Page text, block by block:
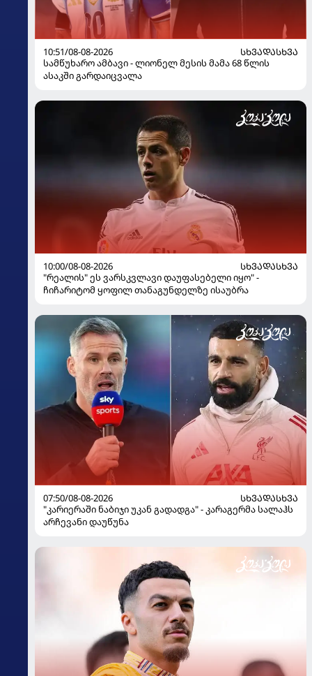
10:51/08-08-2026
ᲡᲮᲕᲐᲓᲐᲡᲮᲕᲐ
სამწუხარო ამბავი - ლიონელ მესის მამა 68 წლის
ასაკში გარდაიცვალა
10:00/08-08-2026
ᲡᲮᲕᲐᲓᲐᲡᲮᲕᲐ
"რეალის" ეს ვარსკვლავი დაუფასებელი იყო" -
ჩიჩარიტომ ყოფილ თანაგუნდელზე ისაუბრა
07:50/08-08-2026
ᲡᲮᲕᲐᲓᲐᲡᲮᲕᲐ
"კარიერაში ნაბიჯი უკან გადადგა" - კარაგერმა სალაჰს
არჩევანი დაუწუნა